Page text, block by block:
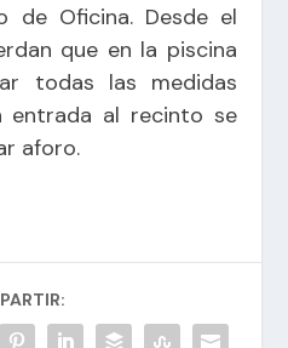
de Oficina. Desde el
que en la piscina
todas las medidas
entrada al recinto se
aforo.